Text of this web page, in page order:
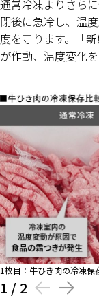
通常冷凍よりさら
閉後に急冷し、温
度を守ります。「
が作動、温度変化を
1枚目：牛ひき肉の冷凍
1 / 2